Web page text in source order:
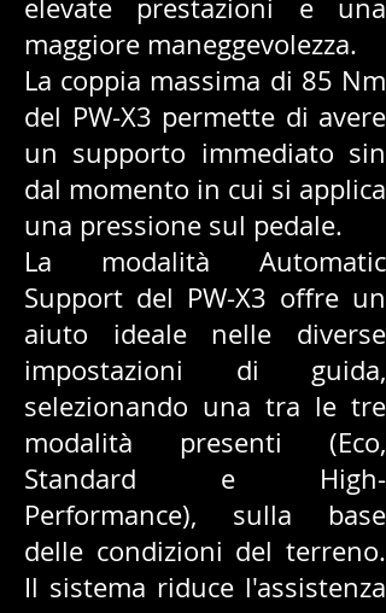
elevate prestazioni e una
maggiore maneggevolezza.
La coppia massima di 85 Nm
del PW-X3 permette di avere
un supporto immediato sin
dal momento in cui si applica
una pressione sul pedale.
La modalità Automatic
Support del PW-X3 offre un
aiuto idealenelle diverse
impostazioni di guida,
selezionando una tra le tre
modalità presenti (Eco,
Standard e High-
Performance), sulla base
delle condizioni del terreno.
Il sistema riduce l'assistenza